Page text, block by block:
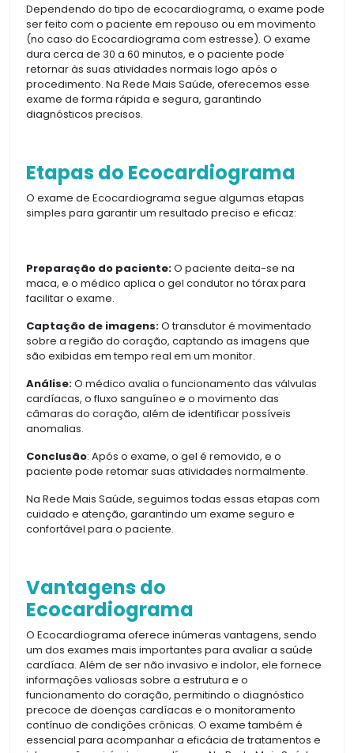
Dependendo do tipo de ecocardiograma, o exame pode
ser feito com o paciente em repouso ou em movimento
(no caso do Ecocardiograma com estresse). O exame
dura cerca de 30 a 60 minutos, e o paciente pode
retornar às suas atividades normais logo após o
procedimento. Na Rede Mais Saúde, oferecemos esse
exame de forma rápida e segura, garantindo
diagnósticos precisos.
Etapas do Ecocardiograma
O exame de Ecocardiograma segue algumas etapas
simples para garantir um resultado preciso e eficaz:
Preparação do paciente:O paciente deita-se na
maca, e o médico aplica o gel condutor no tórax para
facilitar o exame.
Captação de imagens:O transdutor é movimentado
sobre a região do coração, captando as imagens que
são exibidas em tempo real em um monitor.
Análise:O médico avalia o funcionamento das válvulas
cardíacas, o fluxo sanguíneo e o movimento das
câmaras do coração, além de identificar possíveis
anomalias.
Conclusão: Após o exame, o gel é removido, e o
paciente pode retomar suas atividades normalmente.
Na Rede Mais Saúde, seguimos todas essas etapas com
cuidado e atenção, garantindo um exame seguro e
confortável para o paciente.
Vantagens do
Ecocardiograma
O Ecocardiograma oferece inúmeras vantagens, sendo
um dos exames mais importantes para avaliar a saúde
cardíaca. Além de ser não invasivo e indolor, ele fornece
informações valiosas sobre a estrutura e o
funcionamento do coração, permitindo o diagnóstico
precoce de doenças cardíacas e o monitoramento
contínuo de condições crônicas. O exame também é
essencial para acompanhar a eficácia de tratamentos e